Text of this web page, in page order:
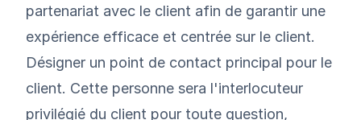
partenariat avec le client afin de garantir une
expérience efficace et centrée sur le client.
Désigner un point de contact principal pour le
client. Cette personne sera l'interlocuteur
privilégié du client pour toute question,